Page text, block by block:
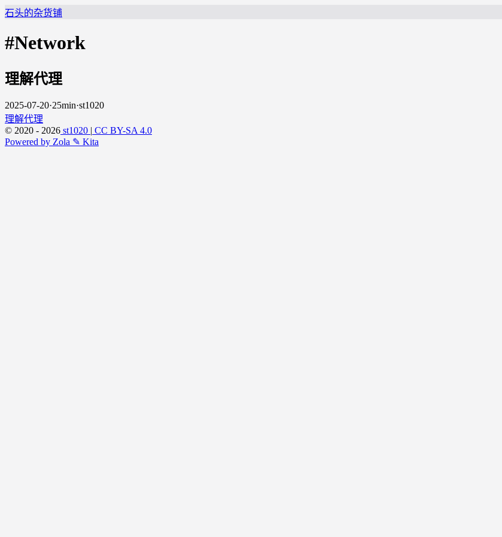
石头的杂货铺
#Network
理解代理
2025-07-20·25min·st1020
理解代理
© 2020 - 2026 st1020 | CC BY-SA 4.0
Powered by Zola ✎ Kita